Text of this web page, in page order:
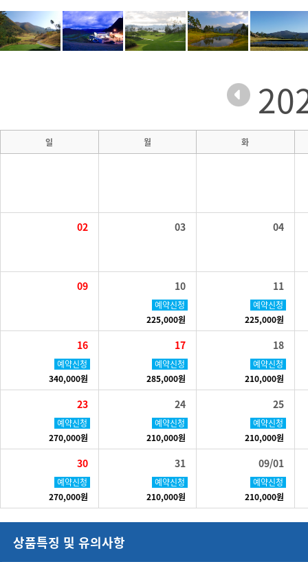
일 월 화
02 03 04
09 10
예약신청
225,000원
11
예약신청
225,000원
16
예약신청
340,000원
17
예약신청
285,000원
18
예약신청
210,000원
23
예약신청
270,000원
24
예약신청
210,000원
25
예약신청
210,000원
30
예약신청
270,000원
31
예약신청
210,000원
09/01
예약신청
210,000원
상품특징 및 유의사항